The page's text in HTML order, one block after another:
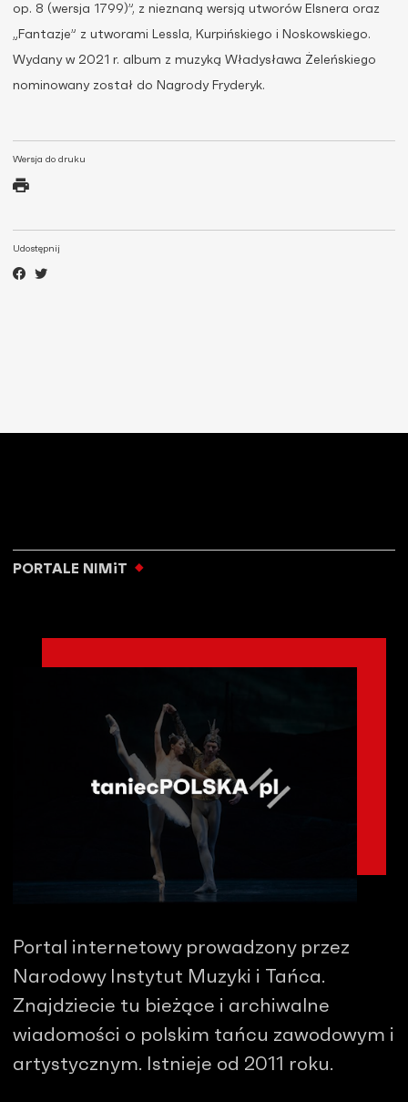
Wersja do druku
Udostępnij
op. 8 (wersja 1799)”, z nieznaną wersją utworów Elsnera oraz
„Fantazje” z utworami Lessla, Kurpińskiego i Noskowskiego.
Wydany w 2021 r. album z muzyką Władysława Żeleńskiego
nominowany został do Nagrody Fryderyk.
PORTALE NIMiT
Portal internetowy prowadzony przez
Narodowy Instytut Muzyki i Tańca.
Znajdziecie tu bieżące i archiwalne
wiadomości o polskim tańcu zawodowym i
artystycznym. Istnieje od 2011 roku.